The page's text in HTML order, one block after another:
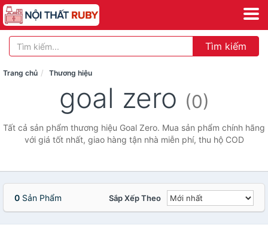
Tìm kiếm
Trang chủ Thương hiệu
goal zero (0)
Tất cả sản phẩm thương hiệu Goal Zero. Mua sản phẩm chính hãng
với giá tốt nhất, giao hàng tận nhà miễn phí, thu hộ COD
0 Sản Phẩm Sắp Xếp Theo